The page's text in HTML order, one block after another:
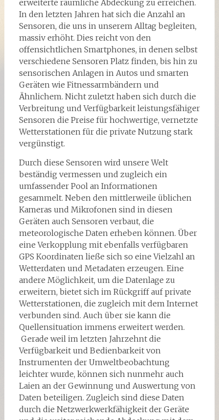
erweiterte räumliche Abdeckung zu erreichen.
In den letzten Jahren hat sich die Anzahl an
Sensoren, die uns in unserem Alltag begleiten,
massiv erhöht. Dies reicht von den
offensichtlichen Smartphones, in denen selbst
verschiedene Sensoren Platz finden, bis hin zu
sensorischen Anlagen in Autos und smarten
Geräten wie Fitnessarmbändern und
Ähnlichem. Nicht zuletzt haben sich durch die
Verbreitung und Verfügbarkeit leistungsfähiger
Sensoren die Preise für hochwertige, vernetzte
Wetterstationen für die private Nutzung stark
vergünstigt.
Durch diese Sensoren wird unsere Welt
beständig vermessen und zugleich ein
umfassender Pool an Informationen
gesammelt. Neben den mittlerweile üblichen
Kameras und Mikrofonen sind in diesen
Geräten auch Sensoren verbaut, die
meteorologische Daten erheben können. Über
eine Verkopplung mit ebenfalls verfügbaren
GPS Koordinaten ließe sich so eine Vielzahl an
Wetterdaten und Metadaten erzeugen. Eine
andere Möglichkeit, um die Datenlage zu
erweitern, bietet sich im Rückgriff auf private
Wetterstationen, die zugleich mit dem Internet
verbunden sind. Auch über sie kann die
Quellensituation immens erweitert werden.
Gerade weil im letzten Jahrzehnt die
Verfügbarkeit und Bedienbarkeit von
Instrumenten der Umweltbeobachtung
leichter wurde, können sich nunmehr auch
Laien an der Gewinnung und Auswertung von
Daten beteiligen. Zugleich sind diese Daten
durch die Netzwerkwerkfähigkeit der Geräte